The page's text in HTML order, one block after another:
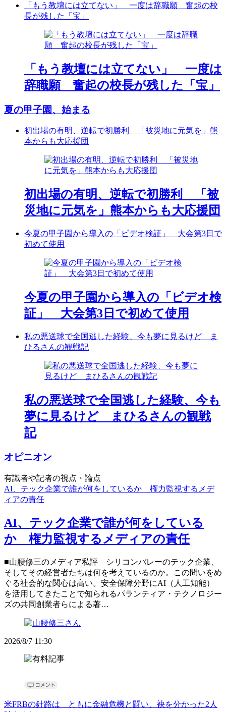
「もう教壇には立てない」 一度は辞職願 奮起の校
長が残した「宝」
「もう教壇には立てない」 一度は
辞職願 奮起の校長が残した「宝」
夏の甲子園、始まる
初出場の有明、逆転で初勝利 「被災地に元気を」熊
本からも大応援団
初出場の有明、逆転で初勝利 「被
災地に元気を」熊本からも大応援団
今夏の甲子園から導入の「ビデオ検証」 大会第3日で
初めて使用
今夏の甲子園から導入の「ビデオ検
証」 大会第3日で初めて使用
私の悪送球で全国逃した経験、今も夢に見るけど ま
ひるさんの観戦記
私の悪送球で全国逃した経験、今も
夢に見るけど まひるさんの観戦
記
オピニオン
有識者や記者の視点・論点
AI、テック企業で誰が何をしているか 権力監視するメデ
ィアの責任
AI、テック企業で誰が何をしている
か 権力監視するメディアの責任
■山腰修三のメディア私評 シリコンバレーのテック企業、
そしてその経営者たちは何を考えているのか。この問いをめ
ぐる社会的な関心は高い。安全保障分野にAI（人工知能）
を活用してきたことで知られるパランティア・テクノロジー
ズの共同創業者らによる著…
2026/8/7 11:30
米FRBの針路は ともに金融危機と闘い、袂を分かった2人